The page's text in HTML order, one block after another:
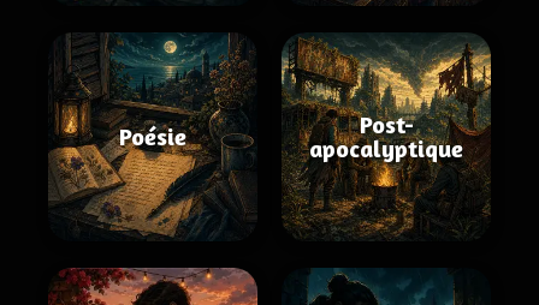
Poésie
Post-
apocalyptique